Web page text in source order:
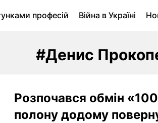
професій Війна в Україні
#Денис
Розпочався обмін
полону додому